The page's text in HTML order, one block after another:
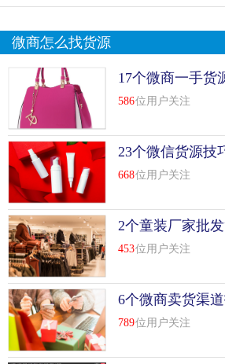
累起来的。一开始不可能那么好，做
你敢于尝试和坚持，你会有所收获
想开trustpass，卖什么赚钱？
这个问题问得好。我想知道赚钱的是什
国庆假期快到了，卖什么赚钱？
你这个问题问多了。赚钱与否有很多因
和。
在制定下一个计划之前，你必须检查一
上有很多来源。
摆摊是做生意的开始，比白领略强。毕
别的。当然，并不是每个人都适合当地
能力。摆摊才可以当老板，摆摊一辈子
适合销售的商品
第一，卖地摊，洗
微商怎么找货源
17个微商一手货
586位用户关注
23个微信货源技
668位用户关注
2个童装厂家批
453位用户关注
6个微商卖货渠
789位用户关注